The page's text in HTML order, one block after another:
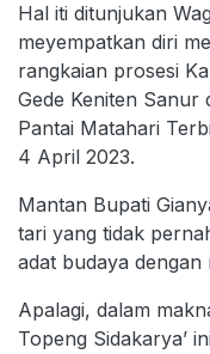
Hal iti ditunjukan
meyempatkan diri
rangkaian prosesi
Gede Keniten Sanur
Pantai Matahari
4 April 2023.
Mantan Bupati
tari yang tidak
adat budaya
Apalagi, dalam
Topeng Sidakarya’